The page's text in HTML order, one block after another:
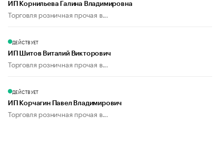
ИП Корнильева Галина Владимировна
Торговля розничная прочая в...
ДЕЙСТВУЕТ
ИП Шитов Виталий Викторович
Торговля розничная прочая в...
ДЕЙСТВУЕТ
ИП Корчагин Павел Владимирович
Торговля розничная прочая в...